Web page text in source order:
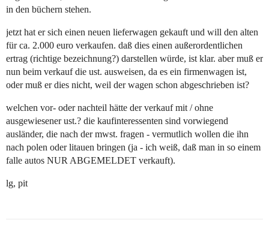
in den büchern stehen.
jetzt hat er sich einen neuen lieferwagen gekauft und will den alten
für ca. 2.000 euro verkaufen. daß dies einen außerordentlichen
ertrag (richtige bezeichnung?) darstellen würde, ist klar. aber muß er
nun beim verkauf die ust. ausweisen, da es ein firmenwagen ist,
oder muß er dies nicht, weil der wagen schon abgeschrieben ist?
welchen vor- oder nachteil hätte der verkauf mit / ohne
ausgewiesener ust.? die kaufinteressenten sind vorwiegend
ausländer, die nach der mwst. fragen - vermutlich wollen die ihn
nach polen oder litauen bringen (ja - ich weiß, daß man in so einem
falle autos NUR ABGEMELDET verkauft).
lg, pit